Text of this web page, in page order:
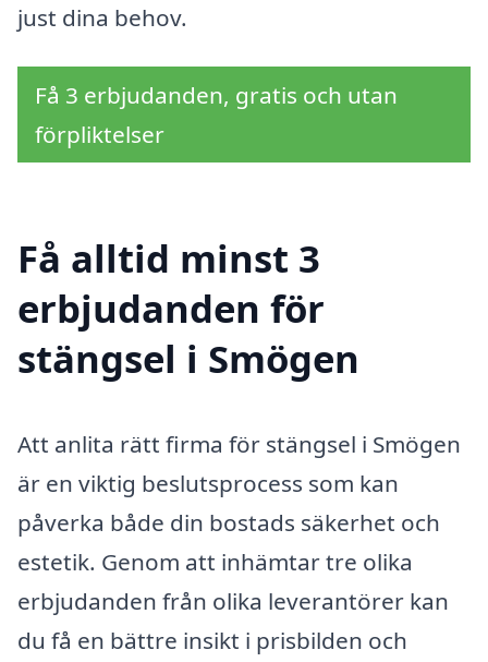
just dina behov.
Få 3 erbjudanden, gratis och utan
förpliktelser
Få alltid minst 3
erbjudanden för
stängsel i Smögen
Att anlita rätt firma för stängsel i Smögen
är en viktig beslutsprocess som kan
påverka både din bostads säkerhet och
estetik. Genom att inhämtar tre olika
erbjudanden från olika leverantörer kan
du få en bättre insikt i prisbilden och